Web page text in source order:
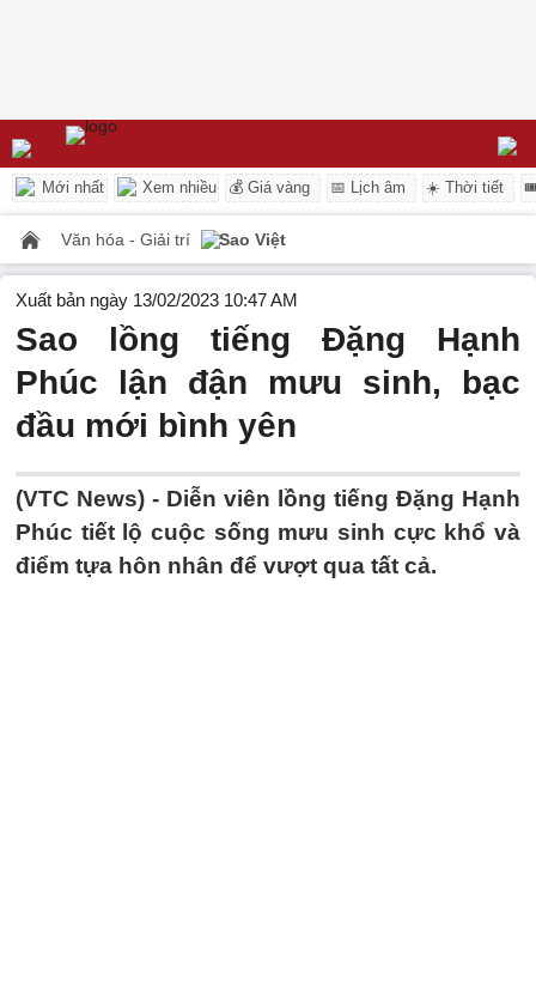
Mới nhất Xem nhiều 💰 Giá vàng 📅 Lịch âm ☀️ Thời tiết
Văn hóa - Giải trí Sao Việt
Xuất bản ngày 13/02/2023 10:47 AM
Sao lồng tiếng Đặng Hạnh
Phúc lận đận mưu sinh, bạc
đầu mới bình yên
(VTC News) - Diễn viên lồng tiếng Đặng Hạnh
Phúc tiết lộ cuộc sống mưu sinh cực khổ và
điểm tựa hôn nhân để vượt qua tất cả.